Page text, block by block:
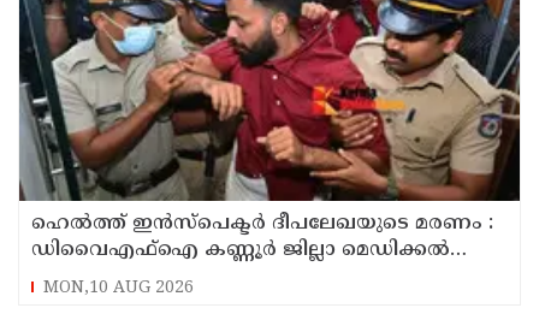
ഹെൽത്ത് ഇൻസ്പെക്ടർ ദീപലേഖയുടെ മരണം :
ഡിവൈഎഫ്‌ഐ കണ്ണൂർ ജില്ലാ മെഡിക്കൽ
ഓഫീസ് ഉപരോധിച്ചു
MON,10 AUG 2026